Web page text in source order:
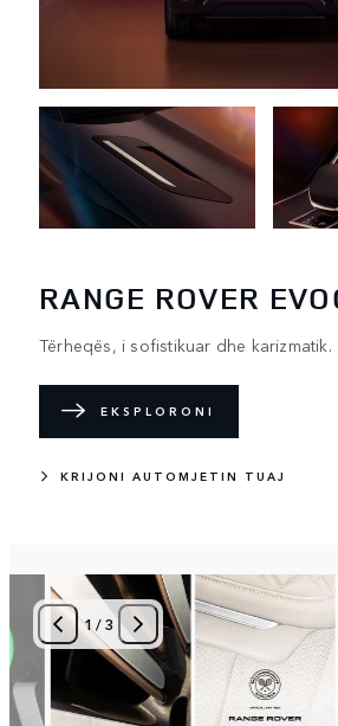
RANGE ROVER
Tërheqës, i sofistikuar dhe karizmatik.
EKSPLORONI
KRIJONI AUTOMJETIN TUAJ
1 /3